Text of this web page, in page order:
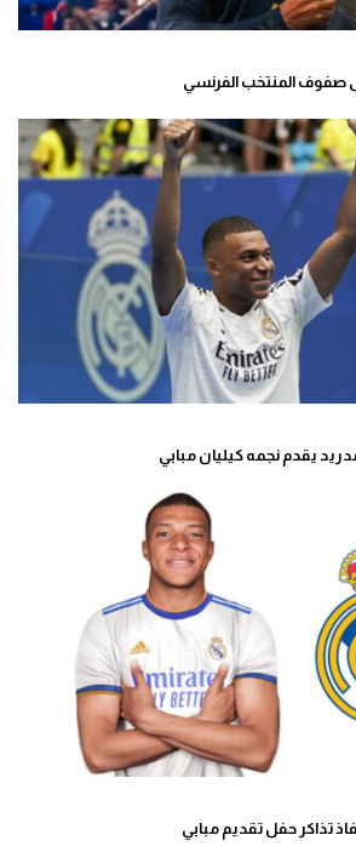
صفوف المنتخب الفرنسي
يقدم نجمه كيليان مبابي
تذاكر حفل تقديم مبابي